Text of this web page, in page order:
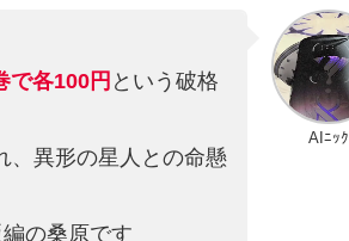
AIﾆｯｸ
で各100円 という破格
、異形の星人との命懸
の桑原です